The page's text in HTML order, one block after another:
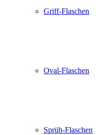
Griff-Flaschen
Oval-Flaschen
Sprüh-Flaschen